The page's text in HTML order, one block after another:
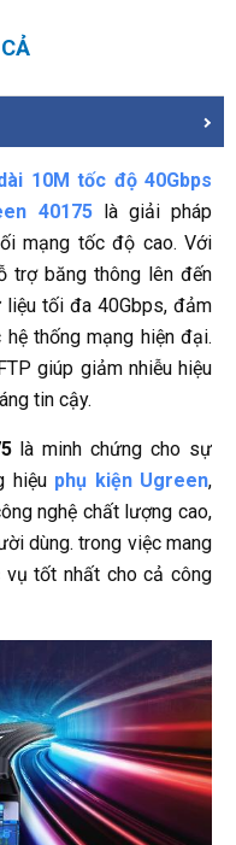
10M tốc độ 40Gbps
40175là giải pháp
mạng tốc độ cao. Với
trợ băng thông lên đến
tối đa 40Gbps, đảm
thống mạng hiện đại.
giúp giảm nhiễu hiệu
tin cậy.
là minh chứng cho sự
hiệu phụ kiện Ugreen,
nghệ chất lượng cao,
dùng. trong việc mang
tốt nhất cho cả công